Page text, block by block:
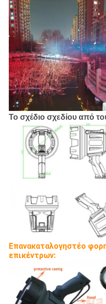
Το σχέδιο σχεδίου από
Επανακαταλογηστέο
επικέντρων: